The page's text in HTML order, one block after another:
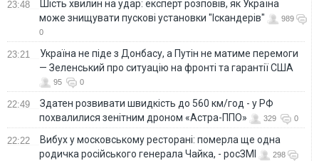
23:48
Шість хвилин на удар: експерт розповів, як Україна
може знищувати пускові установки "Іскандерів"
989
0
23:21
Україна не піде з Донбасу, а Путін не матиме перемоги
— Зеленський про ситуацію на фронті та гарантії США
95 0
22:49
Здатен розвивати швидкість до 560 км/год - у РФ
похвалилися зенітним дроном «Астра-ППО»
329 0
22:22
Вибух у московському ресторані: померла ще одна
родичка російського генерала Чайка, - росЗМІ
298